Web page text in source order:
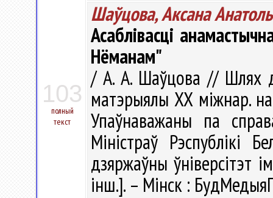
103
полный
текст
Шаўцова, Аксана
Асаблівасці
Нёманам"
/ А. А. Шаўцова // Шлях
матэрыялы ХХ міжнар.
Упаўнаважаны па
Міністраў Рэспублікі
дзяржаўны ўніверсітэт
інш.]. – Мінск :